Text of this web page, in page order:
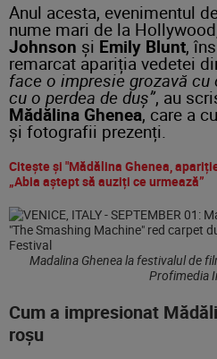
Anul acesta, evenimentul
nume mari de la
Johnson și Emily Blunt,
remarcat apariția vedetei
face o impresie grozavă
cu o perdea de duș”, au
Mădălina Ghenea, care a
și fotografii prezenți.
Citește și "Mădălina Ghenea,
„Abia aștept să auziți ce urmează”
Madalina Ghenea la festivalul de
Profimedia
Cum a impresionat
roșu